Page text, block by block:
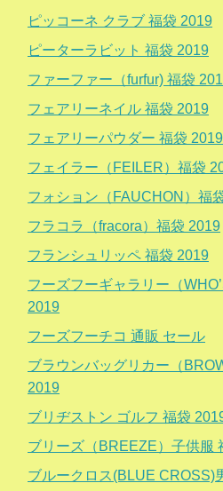
ピッコーネ クラブ 福袋 2019
ピーターラビット 福袋 2019
ファーファー（furfur) 福袋
フェアリーネイル 福袋 2019
フェアリーパウダー 福袋 2019
フェイラー（FEILER）福袋
フォション（FAUCHON）福
フラコラ（fracora）福袋 2019
フランシュリッペ 福袋 2019
フーズフーギャラリー（
2019
フーズフーチコ 通販 セール
ブラウンバッグリカー（
2019
ブリヂストン ゴルフ 福袋
ブリーズ（BREEZE）子供服
ブルークロス(BLUE CROSS)